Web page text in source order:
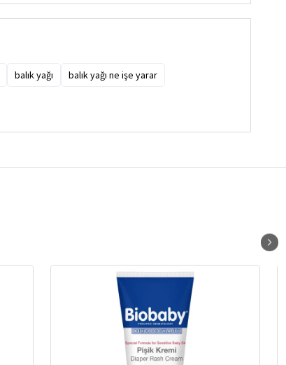
balık yağı
balık yağı ne işe yarar